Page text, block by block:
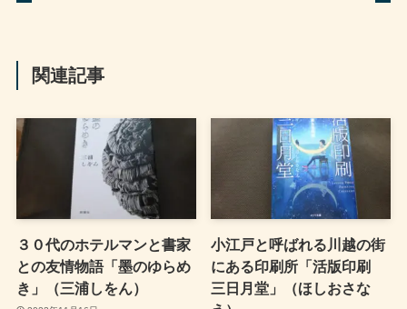
関連記事
３０代のホテルマンと書家
との友情物語「墨のゆらめ
き」（三浦しをん）
小江戸と呼ばれる川越の街
にある印刷所「活版印刷
三日月堂」（ほしおさな